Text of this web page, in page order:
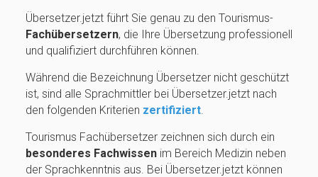
Übersetzer.jetzt führt Sie genau zu den Tourismus-
Fachübersetzern, die Ihre Übersetzung professionell
und qualifiziert durchführen können.
Während die Bezeichnung Übersetzer nicht geschützt
ist, sind alle Sprachmittler bei Übersetzer.jetzt nach
den folgenden Kriterien zertifiziert.
Tourismus Fachübersetzer zeichnen sich durch ein
besonderes Fachwissenim Bereich Medizin neben
der Sprachkenntnis aus. Bei Übersetzer.jetzt können